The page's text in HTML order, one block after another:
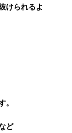
けられるよ
。
ど